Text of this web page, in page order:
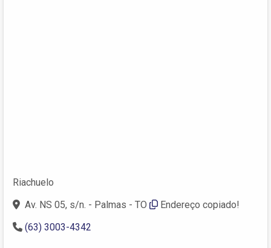
Riachuelo
Av. NS 05, s/n. - Palmas - TO
Endereço copiado!
(63) 3003-4342